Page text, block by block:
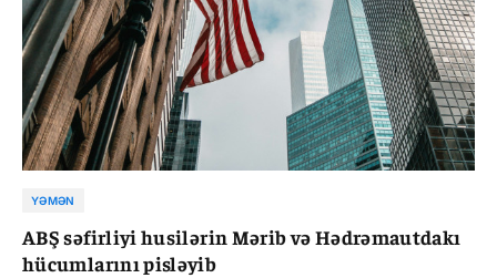
YƏMƏN
ABŞ səfirliyi husilərin Mərib və Hədrəmautdakı
hücumlarını pisləyib